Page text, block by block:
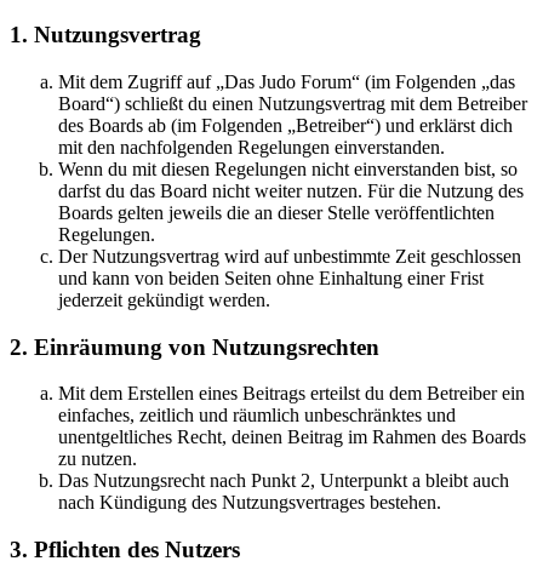
1. Nutzungsvertrag
Mit dem Zugriff auf „Das Judo Forum“ (im Folgenden „das
Board“) schließt du einen Nutzungsvertrag mit dem Betreiber
des Boards ab (im Folgenden „Betreiber“) und erklärst dich
mit den nachfolgenden Regelungen einverstanden.
Wenn du mit diesen Regelungen nicht einverstanden bist, so
darfst du das Board nicht weiter nutzen. Für die Nutzung des
Boards gelten jeweils die an dieser Stelle veröffentlichten
Regelungen.
Der Nutzungsvertrag wird auf unbestimmte Zeit geschlossen
und kann von beiden Seiten ohne Einhaltung einer Frist
jederzeit gekündigt werden.
2. Einräumung von Nutzungsrechten
Mit dem Erstellen eines Beitrags erteilst du dem Betreiber ein
einfaches, zeitlich und räumlich unbeschränktes und
unentgeltliches Recht, deinen Beitrag im Rahmen des Boards
zu nutzen.
Das Nutzungsrecht nach Punkt 2, Unterpunkt a bleibt auch
nach Kündigung des Nutzungsvertrages bestehen.
3. Pflichten des Nutzers